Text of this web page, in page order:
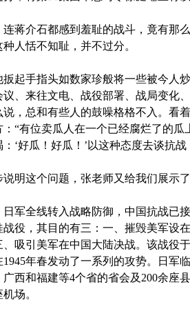
介石都感到羞耻的战斗，竟有那么
人恬不知耻，并不过分。
手指头如数家珍般将一些被今人炒
、来往文电、战役部署、战局变化
，总和有些人的鼓噪格格不入。看
“有位卖瓜人在一个已经腐烂了的
‘好瓜！好瓜！’以这种态度去谈抗
这个问题，张老师又给我们展示
全线转入战略防御，中国抗战已接
战役，其目的有三：一、摧毁美军设
、吸引美军在中国大陆决战。该战役
年春发动了一系列的攻势。日军
西和福建等4个省的省会及200余座
场。